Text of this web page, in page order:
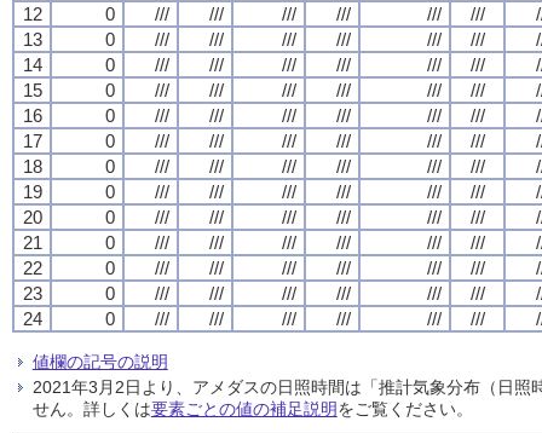
12
0 /// /// /// /// /// ///
13
0 /// /// /// /// /// ///
14
0 /// /// /// /// /// ///
15
0 /// /// /// /// /// ///
16
0 /// /// /// /// /// ///
17
0 /// /// /// /// /// ///
18
0 /// /// /// /// /// ///
19
0 /// /// /// /// /// ///
20
0 /// /// /// /// /// ///
21
0 /// /// /// /// /// ///
22
0 /// /// /// /// /// ///
23
0 /// /// /// /// /// ///
24
0 /// /// /// /// /// ///
値欄の記号の説明
2021年3月2日より、アメダスの日照時間は「推計気象分布（日
せん。詳しくは要素ごとの値の補足説明をご覧ください。